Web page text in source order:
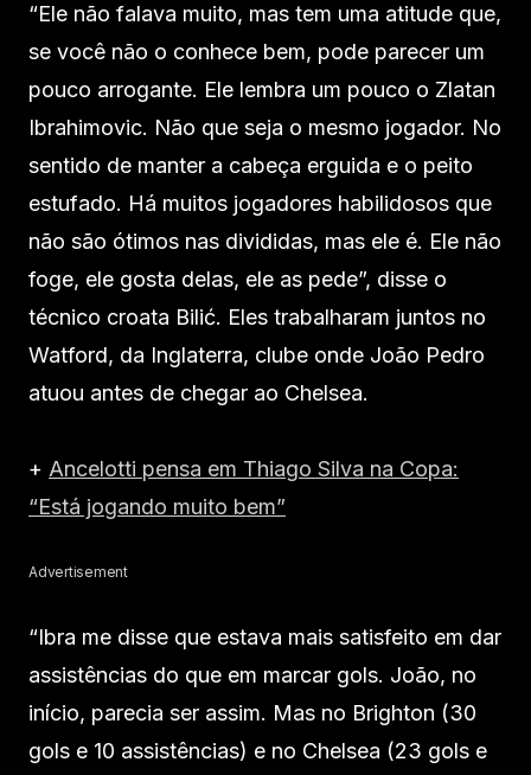
“Ele não falava muito, mas tem uma atitude que,
se você não o conhece bem, pode parecer um
pouco arrogante. Ele lembra um pouco o Zlatan
Ibrahimovic. Não que seja o mesmo jogador. No
sentido de manter a cabeça erguida e o peito
estufado. Há muitos jogadores habilidosos que
não são ótimos nas divididas, mas ele é. Ele não
foge, ele gosta delas, ele as pede”, disse o
técnico croata Bilić. Eles trabalharam juntos no
Watford, da Inglaterra, clube onde João Pedro
atuou antes de chegar ao Chelsea.
+ Ancelotti pensa em Thiago Silva na Copa:
“Está jogando muito bem”
Advertisement
“Ibra me disse que estava mais satisfeito em dar
assistências do que em marcar gols. João, no
início, parecia ser assim. Mas no Brighton (30
gols e 10 assistências) e no Chelsea (23 gols e